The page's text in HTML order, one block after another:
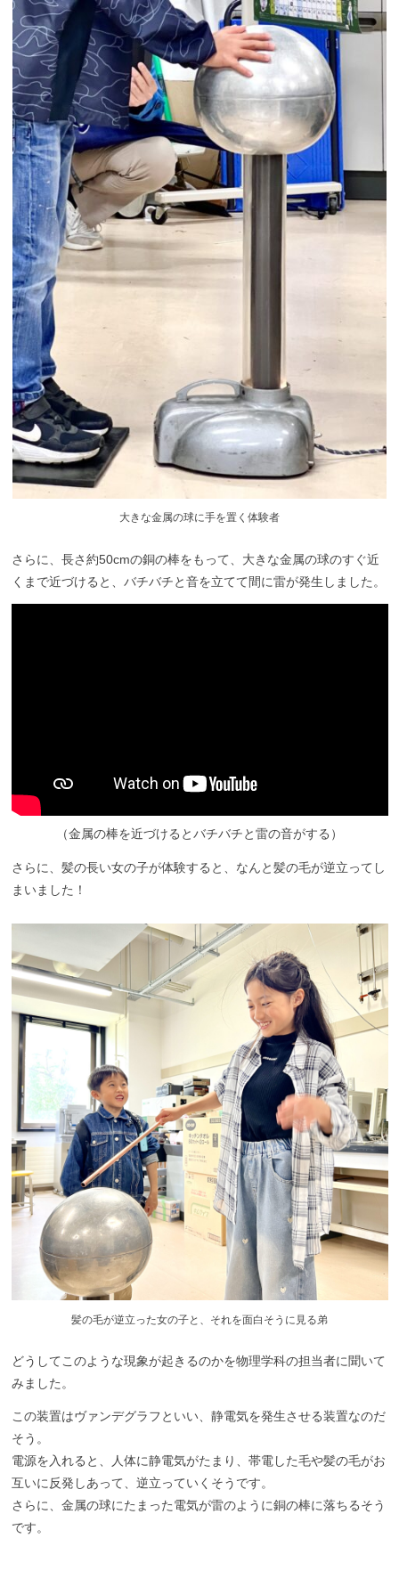
大きな金属の球に手を置く体験者
さらに、長さ約50cmの銅の棒をもって、大きな金属の球のすぐ近
くまで近づけると、バチバチと音を立てて間に雷が発生しました。
（金属の棒を近づけるとバチバチと雷の音がする）
さらに、髪の長い女の子が体験すると、なんと髪の毛が逆立ってし
まいました！
髪の毛が逆立った女の子と、それを面白そうに見る弟
どうしてこのような現象が起きるのかを物理学科の担当者に聞いて
みました。
この装置はヴァンデグラフといい、静電気を発生させる装置なのだ
そう。
電源を入れると、人体に静電気がたまり、帯電した毛や髪の毛がお
互いに反発しあって、逆立っていくそうです。
さらに、金属の球にたまった電気が雷のように銅の棒に落ちるそう
です。